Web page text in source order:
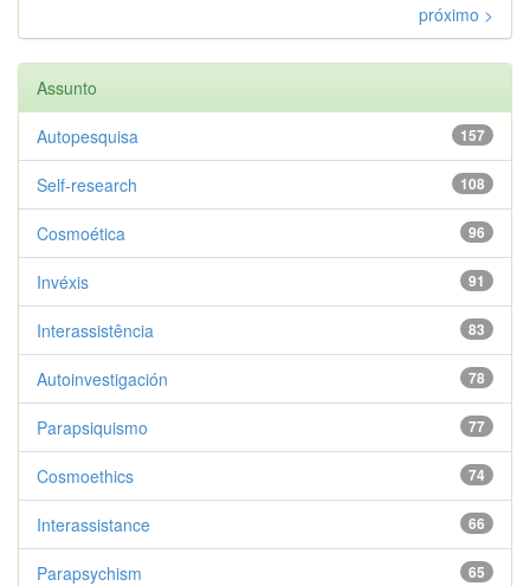
próximo >
Assunto
157
Autopesquisa
108
Self-research
96
Cosmoética
91
Invéxis
83
Interassistência
78
Autoinvestigación
77
Parapsiquismo
74
Cosmoethics
66
Interassistance
65
Parapsychism